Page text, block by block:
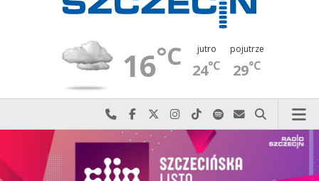
16°C jutro
24°C
pojutrze
29°C
Najlepiej po prostu do nas zadzwoń
Odwiedź nas na Facebook-u
Odwiedź nas na X
Odwiedź nas na Instagram-ie
Odwiedź nas na TikTok-u
Szukaj nas na Spotify
Wyślij do nas
Szukaj